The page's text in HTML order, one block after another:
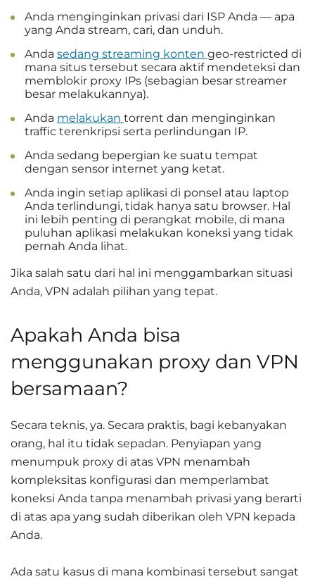
Anda menginginkan privasi dari ISP Anda — apa
yang Anda stream, cari, dan unduh.
Anda sedang streaming konten geo-restricted di
mana situs tersebut secara aktif mendeteksi dan
memblokir proxy IPs (sebagian besar streamer
besar melakukannya).
Anda melakukan torrent dan menginginkan
traffic terenkripsi serta perlindungan IP.
Anda sedang bepergian ke suatu tempat
dengan sensor internet yang ketat.
Anda ingin setiap aplikasi di ponsel atau laptop
Anda terlindungi, tidak hanya satu browser. Hal
ini lebih penting di perangkat mobile, di mana
puluhan aplikasi melakukan koneksi yang tidak
pernah Anda lihat.
Jika salah satu dari hal ini menggambarkan situasi
Anda, VPN adalah pilihan yang tepat.
Apakah Anda bisa
menggunakan proxy dan VPN
bersamaan?
Secara teknis, ya. Secara praktis, bagi kebanyakan
orang, hal itu tidak sepadan. Penyiapan yang
menumpuk proxy di atas VPN menambah
kompleksitas konfigurasi dan memperlambat
koneksi Anda tanpa menambah privasi yang berarti
di atas apa yang sudah diberikan oleh VPN kepada
Anda.
Ada satu kasus di mana kombinasi tersebut sangat